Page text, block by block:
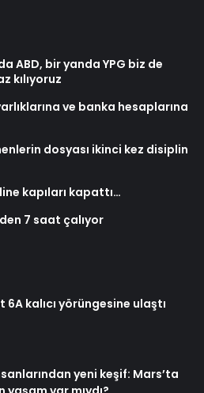
ABD, bir yanda YPG biz de
kılıyoruz
ve banka hesaplarına
dosyası ikinci kez disiplin
kapıları kapattı…
7 saat çalıyor
6A kalıcı yörüngesine ulaştı
yeni keşif: Mars’ta